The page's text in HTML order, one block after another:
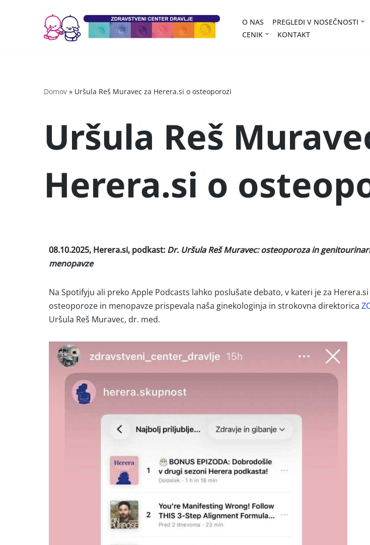
O NAS PREGLEDI V NOSEČNOSTI
CENIK
KONTAKT
Domov » Uršula Reš Muravec za Herera.si o osteoporozi
Uršula Reš
Herera.si o
08.10.2025, Herera.si, podkast: Dr. Uršula Reš Muravec: osteoporoza in
menopavze
Na Spotifyju ali preko Apple Podcasts lahko poslušate debato, v kateri je za
osteoporoze in menopavze prispevala naša ginekologinja in strokovna direktorica
Uršula Reš Muravec, dr. med.